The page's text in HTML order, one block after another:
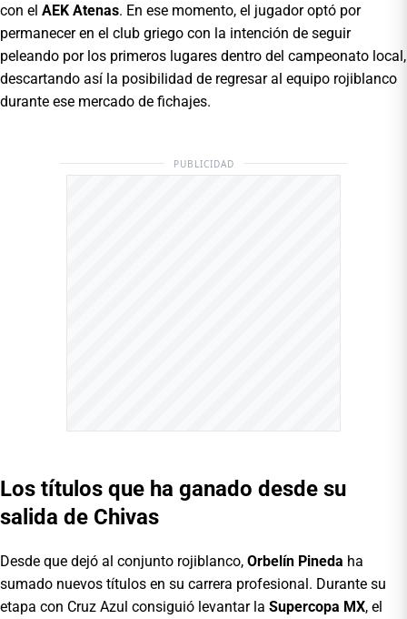
con el AEK Atenas. En ese momento, el jugador optó por
permanecer en el club griego con la intención de seguir
peleando por los primeros lugares dentro del campeonato local,
descartando así la posibilidad de regresar al equipo rojiblanco
durante ese mercado de fichajes.
PUBLICIDAD
Los títulos que ha ganado desde su
salida de Chivas
Desde que dejó al conjunto rojiblanco, Orbelín Pineda ha
sumado nuevos títulos en su carrera profesional. Durante su
etapa con Cruz Azul consiguió levantar la Supercopa MX, el